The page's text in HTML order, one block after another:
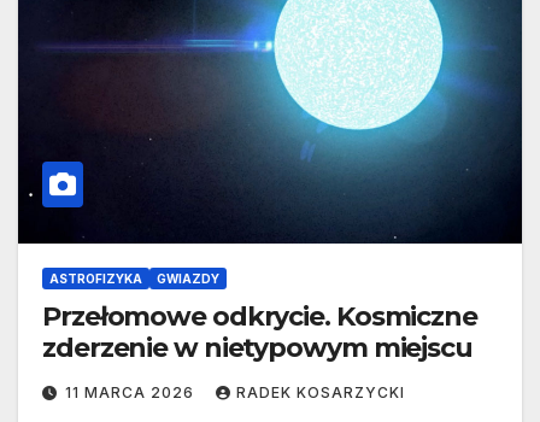
ASTROFIZYKA GWIAZDY
Przełomowe odkrycie. Kosmiczne
zderzenie w nietypowym miejscu
11 MARCA 2026 RADEK KOSARZYCKI